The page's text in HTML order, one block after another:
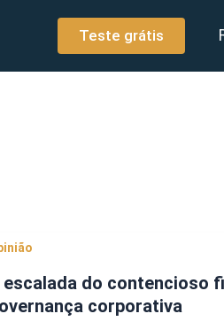
Teste grátis
escalada do contencioso
corporativa